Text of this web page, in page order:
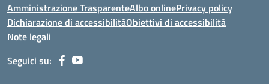
Amministrazione TrasparenteAlbo onlinePrivacy policy
Dichiarazione di accessibilitàObiettivi di accessibilità
Note legali
Seguici su: